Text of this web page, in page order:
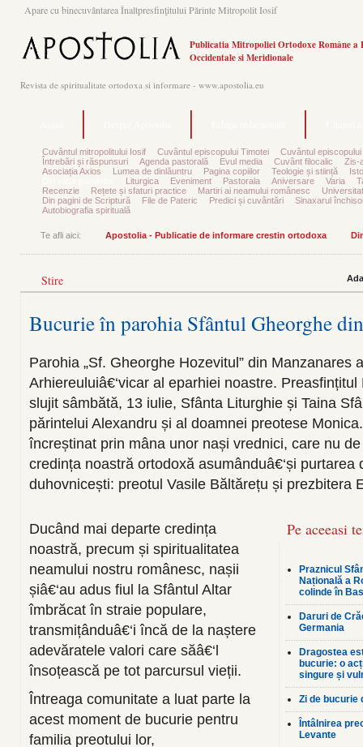
Apare cu binecuvântarea Înaltpresfinţitului Părinte Mitropolit Iosif
Publicatia Mitropoliei Ortodoxe Române a
Occidentale si Meridionale
Revista de spiritualitate ortodoxa si informare - www.apostolia.eu
Cuvântul mitropolitului Iosif Cuvântul episcopului Timotei
Cuvântul episcopului
Întrebări și răspunsuri
Agenda pastorală Evul media Cuvânt filocalic
Zis-
Asociația Axios
Lumea de dinlăuntru Pagina copiilor Teologie și stiință
Liturgica Eveniment Pastorala Aniversare Varia
Recenzie
Rețete și sfaturi practice Martiri ai neamului românesc
Din pagini de Scriptură
File de Pateric Predici și cuvântări
Sinaxarul
Autobiografia spirituală
Te afli aici: Apostolia - Publicatie de informare crestin ortodoxa
Stire
Bucurie în parohia Sfântul Gheorghe
Parohia „Sf. Gheorghe Hozevitul” din Manzanares
Arhiereuluiâ€‘vicar al eparhiei noastre.
slujit sâmbătă, 13 iulie, Sfânta Liturghie și Taina
părintelui Alexandru și al doamnei preotese
încreștinat prin mâna unor nași vrednici, care nu
credința noastră ortodoxă asumânduâ€‘și purtarea
duhovnicești: preotul Vasile Băltărețu și prezbitera
Pe aceeasi
Praznicul
Națională a
colinde în
Daruri de
Germania
Dragostea
bucurie: o
singure și
Zi de bucurie
Întâlnirea
Levante
Ducând mai departe credința
noastră, precum și spiritualitatea
neamului nostru românesc, nașii
șiâ€‘au adus fiul la Sfântul Altar
îmbrăcat în straie populare,
transmițânduâ€‘i încă de la naștere
adevăratele valori care săâ€‘l
însoțească pe tot parcursul vieții.
Întreaga comunitate a luat parte la
acest moment de bucurie pentru
familia preotului lor,